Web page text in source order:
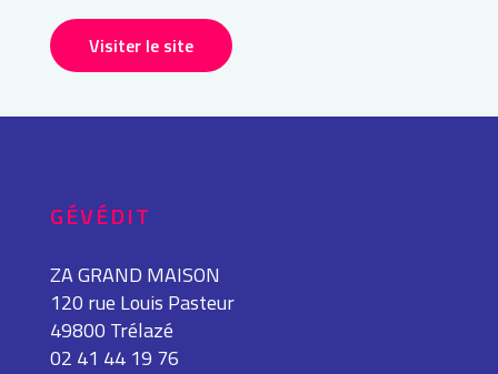
Visiter le site
GÉVÉDIT
ZA GRAND MAISON
120 rue Louis Pasteur
49800 Trélazé
02 41 44 19 76